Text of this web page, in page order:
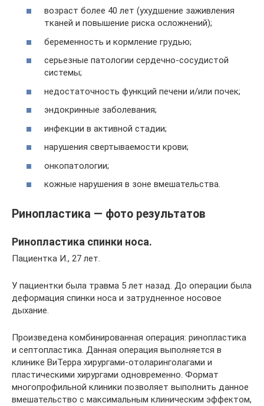
возраст более 40 лет (ухудшение заживления
тканей и повышение риска осложнений);
беременность и кормление грудью;
серьезные патологии сердечно-сосудистой
системы;
недостаточность функций печени и/или почек;
эндокринные заболевания;
инфекции в активной стадии;
нарушения свертываемости крови;
онкопатологии;
кожные нарушения в зоне вмешательства.
Ринопластика — фото результатов
Ринопластика спинки носа.
Пациентка И., 27 лет.
У пациентки была травма 5 лет назад. До операции была
деформация спинки носа и затрудненное носовое
дыхание.
Произведена комбинированная операция: ринопластика
и септопластика. Данная операция выполняется в
клинике ВиТерра хирургами-отоларинголагами и
пластическими хирургами одновременно. Формат
многопрофильной клиники позволяет выполнить данное
вмешательство с максимальным клиническим эффектом,